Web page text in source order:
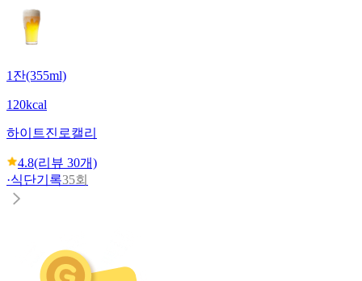
1잔(355ml)
120kcal
하이트진로캘리
4.8(리뷰 30개)
·식단기록35회